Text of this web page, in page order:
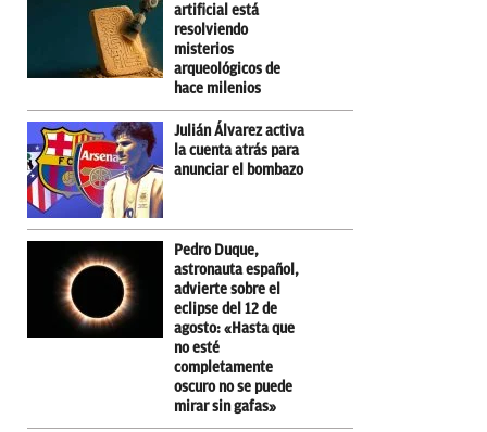
artificial está
resolviendo
misterios
arqueológicos de
hace milenios
Julián Álvarez activa
la cuenta atrás para
anunciar el bombazo
Pedro Duque,
astronauta español,
advierte sobre el
eclipse del 12 de
agosto: «Hasta que
no esté
completamente
oscuro no se puede
mirar sin gafas»